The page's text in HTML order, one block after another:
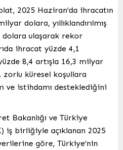
2025 Haziran’da ihracatın
dolara, yıllıklandırılmış
dolara ulaşarak rekor
ihracat yüzde 4,1
8,4 artışla 16,3 milyar
küresel koşullara
ve istihdamı desteklediğini
Bakanlığı ve Türkiye
iş birliğiyle açıklanan 2025
göre, Türkiye’nin